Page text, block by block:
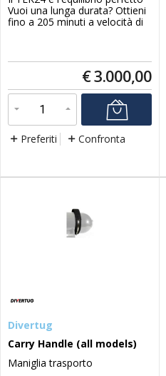
Vuoi una lunga durata? Ottieni
fino a 205 minuti a velocità di
rendilo ancora più piccolo e
leggero. E vuoi tutto questo ad
€3.000,00
Preferiti Confronta
Divertug
Carry Handle (all models)
Maniglia trasporto